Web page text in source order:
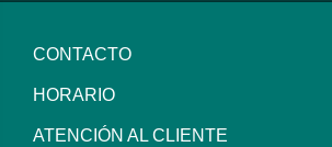
CONTACTO
HORARIO
ATENCIÓN AL CLIENTE